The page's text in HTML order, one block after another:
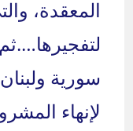
المعقدة،
سورية
لإنهاء